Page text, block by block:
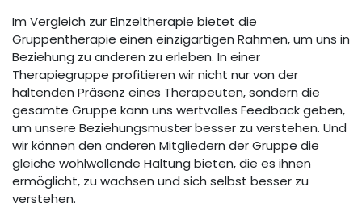
Im Vergleich zur Einzeltherapie bietet die
Gruppentherapie einen einzigartigen Rahmen, um uns in
Beziehung zu anderen zu erleben. In einer
Therapiegruppe profitieren wir nicht nur von der
haltenden Präsenz eines Therapeuten, sondern die
gesamte Gruppe kann uns wertvolles Feedback geben,
um unsere Beziehungsmuster besser zu verstehen. Und
wir können den anderen Mitgliedern der Gruppe die
gleiche wohlwollende Haltung bieten, die es ihnen
ermöglicht, zu wachsen und sich selbst besser zu
verstehen.